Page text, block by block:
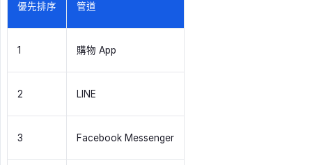
優先排序 管道
1 購物 App
2 LINE
3 Facebook Messenger